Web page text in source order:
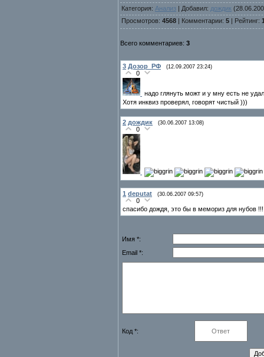
Категория: Анализ | Добавил: дождик
Просмотров: 4568 | Комментарии: 5 | Рейтинг:
Всего комментариев: 3
3 Дозор_РФ (12.09.2007 23:24)
0
надо глянуть можт и у мну есть не
Хотя инквиз проверял, говорят чистый )))
2 дождик (30.06.2007 13:08)
0
1 deputat (30.06.2007 09:57)
0
спасибо дождя, это бы в мемориз для нубов !!!
Имя *:
Email *:
Код *: